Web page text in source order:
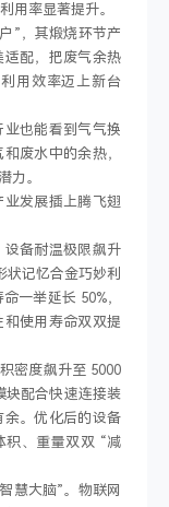
用率显著提升。
”，其煅烧环节产
配，把废气余热
用效率迈上新台
也能看到气气换
废水中的余热，
力。
发展插上腾飞翅
备耐温极限飙升
记忆合金巧妙利
一举延长 50%，
使用寿命双双提
密度飙升至 5000
块配合快速连接装
。优化后的设备
积、重量双双 “减
大脑”。物联网